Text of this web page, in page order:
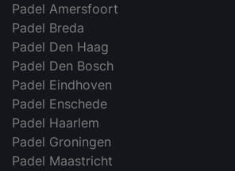
Padel Amersfoort
Padel Breda
Padel Den Haag
Padel Den Bosch
Padel Eindhoven
Padel Enschede
Padel Haarlem
Padel Groningen
Padel Maastricht